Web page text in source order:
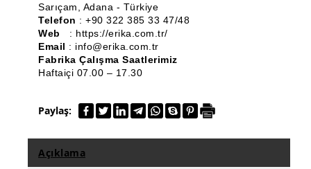
Vestiyer
Bench ve Puf
Ahşap Torna Ürünleri
Klasik Mobilya
Ahşap Konsol
Sarıçam, Adana - Türkiye
Telefon : +90 322 385 33 47/48
Web : https://erika.com.tr/
Email : info@erika.com.tr
Fabrika Çalışma Saatlerimiz
Haftaiçi 07.00 – 17.30
Paylaş:
Açıklama